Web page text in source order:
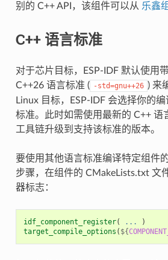
别的 C++ API，该组件可以从 乐鑫
C++ 语言标准
对于芯片目标，ESP-IDF 默认使用
C++26 语言标准 ( -std=gnu++26 ) 来
Linux 目标，ESP-IDF 会选择你的
标准。此时如需使用最新的 C++ 语
工具链升级到支持该标准的版本。
要使用其他语言标准编译特定组件
步骤，在组件的 CMakeLists.txt 文
器标志：
idf_component_register( ...
)
target_compile_options ( ${